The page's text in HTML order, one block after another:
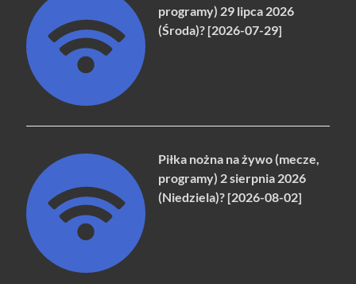
programy) 29 lipca 2026
(Środa)? [2026-07-29]
Piłka nożna na żywo (mecze,
programy) 2 sierpnia 2026
(Niedziela)? [2026-08-02]